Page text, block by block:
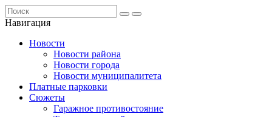
Навигация
Новости
Новости района
Новости города
Новости муниципалитета
Платные парковки
Сюжеты
Гаражное противостояние